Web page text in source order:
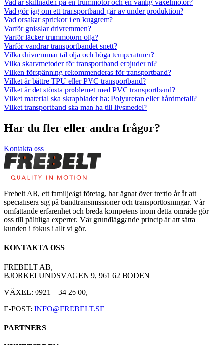
Vad är skillnaden på en trummotor och en vanlig växelmotor?
Vad gör jag om ett transportband går av under produktion?
Vad orsakar sprickor i en kuggrem?
Varför gnisslar drivremmen?
Varför läcker trummotorn olja?
Varför vandrar transportbandet snett?
Vilka drivremmar tål olja och höga temperaturer?
Vilka skarvmetoder för transportband erbjuder ni?
Vilken förspänning rekommenderas för transportband?
Vilket är bättre TPU eller PVC transportband?
Vilket är det största problemet med PVC transportband?
Vilket material ska skrapbladet ha: Polyuretan eller hårdmetall?
Vilket transportband ska man ha till livsmedel?
Har du fler eller andra frågor?
Kontakta oss
Frebelt AB, ett familjeägt företag, har ägnat över trettio år åt att
specialisera sig på bandtransmissioner och transportlösningar. Vår
omfattande erfarenhet och breda kompetens inom detta område gör
oss till pålitliga experter. Vår grundläggande princip är att sätta
kunden i fokus i allt vi gör.
KONTAKTA OSS
FREBELT AB,
BJÖRKELUNDSVÄGEN 9, 961 62 BODEN
VÄXEL: 0921 – 34 26 00,
E-POST: INFO@FREBELT.SE
PARTNERS